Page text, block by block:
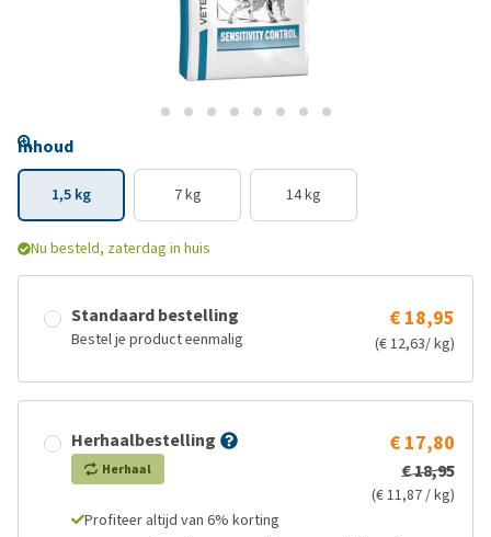
Inhoud
1,5 kg 7 kg 14 kg
Nu besteld, zaterdag in huis
Standaard bestelling
Bestel je product eenmalig
€ 18,95
(€ 12,63/ kg)
Herhaalbestelling
Herhaal
€ 17,80
€ 18,95
(€ 11,87 / kg)
Profiteer altijd van 6% korting